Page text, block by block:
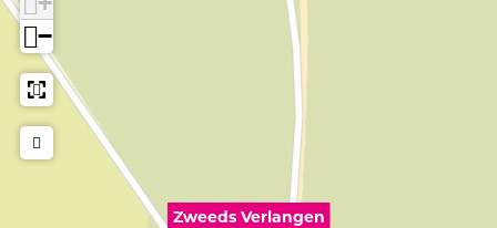
Zweeds Verlangen
−